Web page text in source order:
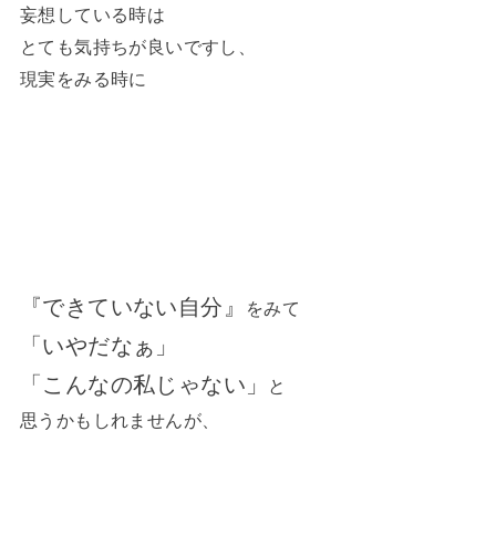
妄想している時は
とても気持ちが良いですし、
現実をみる時に
『できていない自分』 をみて
「いやだなぁ」
「こんなの私じゃない」
と
思うかもしれませんが、